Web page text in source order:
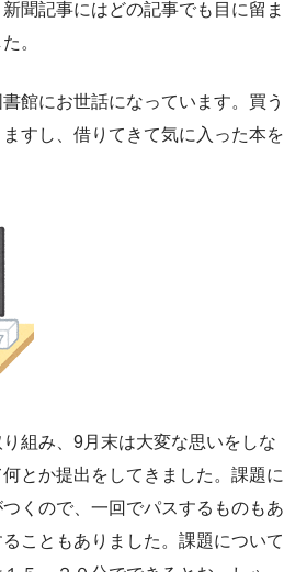
聞記事にはどの記事でも目に留ま
。
館にお世話になっています。買う
すし、借りてきて気に入った本を
組み、9月末は大変な思いをしな
とか提出をしてきました。課題に
くので、一回でパスするものもあ
こともありました。課題について